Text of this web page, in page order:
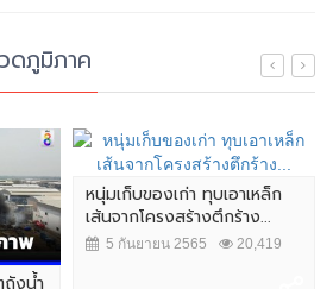
ดภูมิภาค
ถังน้ำ
หนุ่มเก็บของเก่า ทุบเอาเหล็ก
เส้นจากโครงสร้างตึกร้าง...
5 กันยายน 2565 20,419